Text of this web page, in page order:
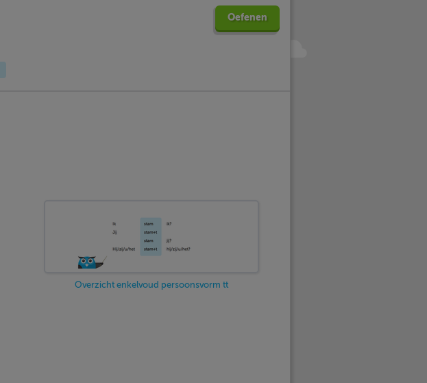
Oefenen
Overzicht enkelvoud persoonsvorm tt